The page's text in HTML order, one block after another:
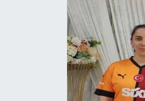
Hakkari Haber
İLGİNÇ HABERLER
KÜLTÜR SANAT